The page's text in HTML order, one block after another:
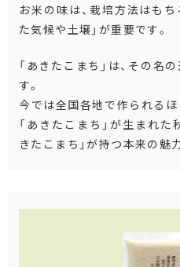
お米の味は、栽培方法はもち
た気候や土壌」が重要です。
「あきたこまち」は、その名
す。
今では全国各地で作られるほ
「あきたこまち」が生まれた
きたこまち」が持つ本来の魅